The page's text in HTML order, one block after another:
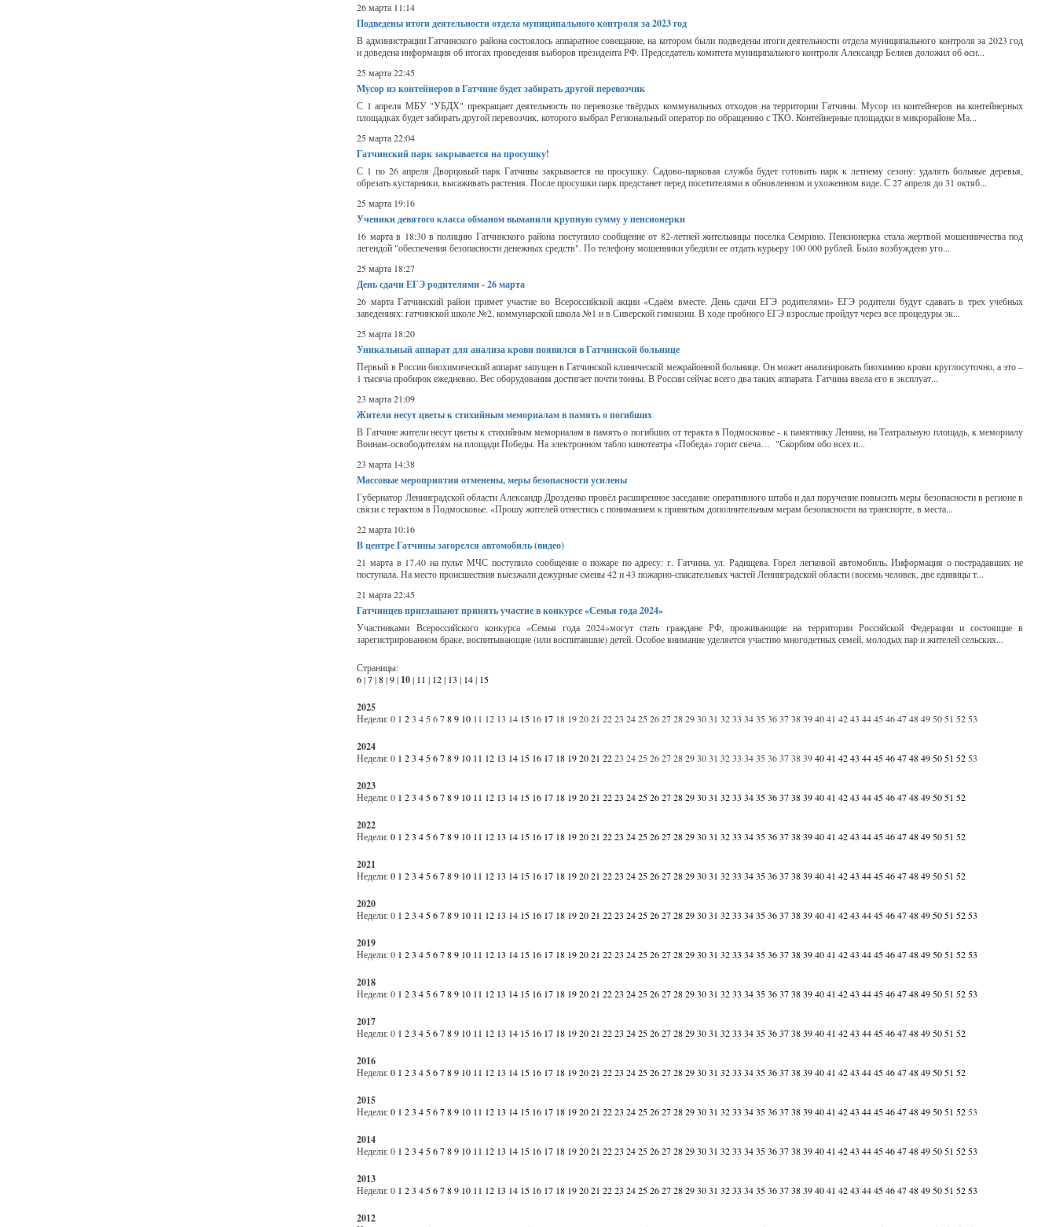
26 марта 11:14
Подведены итоги деятельности отдела муниципального контроля за 2023 год
В администрации Гатчинского района состоялось аппаратное совещание, на котором были подведены итоги деятельности отдела муниципального контроля за 2023 год
и доведена информация об итогах проведения выборов президента РФ. Председатель комитета муниципального контроля Александр Беляев доложил об осн...
25 марта 22:45
Мусор из контейнеров в Гатчине будет забирать другой перевозчик
С 1 апреля МБУ "УБДХ" прекращает деятельность по перевозке твёрдых коммунальных отходов на территории Гатчины. Мусор из контейнеров на контейнерных
площадках будет забирать другой перевозчик, которого выбрал Региональный оператор по обращению с ТКО. Контейнерные площадки в микрорайоне Ма...
25 марта 22:04
Гатчинский парк закрывается на просушку!
С 1 по 26 апреля Дворцовый парк Гатчины закрывается на просушку. Садово-парковая служба будет готовить парк к летнему сезону: удалять больные деревья,
обрезать кустарники, высаживать растения. После просушки парк предстанет перед посетителями в обновленном и ухоженном виде. С 27 апреля до 31 октяб...
25 марта 19:16
Ученики девятого класса обманом выманили крупную сумму у пенсионерки
16 марта в 18:30 в полицию Гатчинского района поступило сообщение от 82-летней жительницы поселка Семрино. Пенсионерка стала жертвой мошенничества под
легендой "обеспечения безопасности денежных средств". По телефону мошенники убедили ее отдать курьеру 100 000 рублей. Было возбуждено уго...
25 марта 18:27
День сдачи ЕГЭ родителями - 26 марта
26 марта Гатчинский район примет участие во Всероссийской акции «Сдаём вместе. День сдачи ЕГЭ родителями» ЕГЭ родители будут сдавать в трех учебных
заведениях: гатчинской школе №2, коммунарской школа №1 и в Сиверской гимназии. В ходе пробного ЕГЭ взрослые пройдут через все процедуры эк...
25 марта 18:20
Уникальный аппарат для анализа крови появился в Гатчинской больнице
Первый в России биохимический аппарат запущен в Гатчинской клинической межрайонной больнице. Он может анализировать биохимию крови круглосуточно, а это –
1 тысяча пробирок ежедневно. Вес оборудования достигает почти тонны. В России сейчас всего два таких аппарата. Гатчина ввела его в эксплуат...
23 марта 21:09
Жители несут цветы к стихийным мемориалам в память о погибших
В Гатчине жители несут цветы к стихийным мемориалам в память о погибших от теракта в Подмосковье - к памятнику Ленина, на Театральную площадь, к мемориалу
Воинам-освободителям на площади Победы. На электронном табло кинотеатра «Победа» горит свеча… "Скорбим обо всех п...
23 марта 14:38
Массовые мероприятия отменены, меры безопасности усилены
Губернатор Ленинградской области Александр Дрозденко провёл расширенное заседание оперативного штаба и дал поручение повысить меры безопасности в регионе в
связи с терактом в Подмосковье. «Прошу жителей отнестись с пониманием к принятым дополнительным мерам безопасности на транспорте, в места...
22 марта 10:16
В центре Гатчины загорелся автомобиль (видео)
21 марта в 17.40 на пульт МЧС поступило сообщение о пожаре по адресу: г. Гатчина, ул. Радищева. Горел легковой автомобиль. Информация о пострадавших не
поступала. На место происшествия выезжали дежурные смены 42 и 43 пожарно-спасательных частей Ленинградской области (восемь человек, две единицы т...
21 марта 22:45
Гатчинцев приглашают принять участие в конкурсе «Семья года 2024»
Участниками Всероссийского конкурса «Семья года 2024»могут стать граждане РФ, проживающие на территории Российской Федерации и состоящие в
зарегистрированном браке, воспитывающие (или воспитавшие) детей. Особое внимание уделяется участию многодетных семей, молодых пар и жителей сельских...
Страницы:
6|7|8|9| 10| 11 | 12| 13 | 14| 15
2025
Недели: 0 1 2 3 4 5 6 7 8 9 10 11 12 13 14 15 16 17 18 19 20 21 22 23 24 25 26 27 28 29 30 31 32 33 34 35 36 37 38 39 40 41 42 43 44 45 46 47 48 49 50 51 52 53
2024
Недели: 0 1 2 3 4 5 6 7 8 9 10 11 12 13 14 15 16 17 18 19 20 21 22 23 24 25 26 27 28 29 30 31 32 33 34 35 36 37 38 39 40 41 42 43 44 45 46 47 48 49 50 51 52 53
2023
Недели: 0 1 2 3 4 5 6 7 8 9 10 11 12 13 14 15 16 17 18 19 20 21 22 23 24 25 26 27 28 29 30 31 32 33 34 35 36 37 38 39 40 41 42 43 44 45 46 47 48 49 50 51 52
2022
Недели: 0 1 2 3 4 5 6 7 8 9 10 11 12 13 14 15 16 17 18 19 20 21 22 23 24 25 26 27 28 29 30 31 32 33 34 35 36 37 38 39 40 41 42 43 44 45 46 47 48 49 50 51 52
2021
Недели: 0 1 2 3 4 5 6 7 8 9 10 11 12 13 14 15 16 17 18 19 20 21 22 23 24 25 26 27 28 29 30 31 32 33 34 35 36 37 38 39 40 41 42 43 44 45 46 47 48 49 50 51 52
2020
Недели: 0 1 2 3 4 5 6 7 8 9 10 11 12 13 14 15 16 17 18 19 20 21 22 23 24 25 26 27 28 29 30 31 32 33 34 35 36 37 38 39 40 41 42 43 44 45 46 47 48 49 50 51 52 53
2019
Недели: 0 1 2 3 4 5 6 7 8 9 10 11 12 13 14 15 16 17 18 19 20 21 22 23 24 25 26 27 28 29 30 31 32 33 34 35 36 37 38 39 40 41 42 43 44 45 46 47 48 49 50 51 52 53
2018
Недели: 0 1 2 3 4 5 6 7 8 9 10 11 12 13 14 15 16 17 18 19 20 21 22 23 24 25 26 27 28 29 30 31 32 33 34 35 36 37 38 39 40 41 42 43 44 45 46 47 48 49 50 51 52 53
2017
Недели: 0 1 2 3 4 5 6 7 8 9 10 11 12 13 14 15 16 17 18 19 20 21 22 23 24 25 26 27 28 29 30 31 32 33 34 35 36 37 38 39 40 41 42 43 44 45 46 47 48 49 50 51 52
2016
Недели: 0 1 2 3 4 5 6 7 8 9 10 11 12 13 14 15 16 17 18 19 20 21 22 23 24 25 26 27 28 29 30 31 32 33 34 35 36 37 38 39 40 41 42 43 44 45 46 47 48 49 50 51 52
2015
Недели: 0 1 2 3 4 5 6 7 8 9 10 11 12 13 14 15 16 17 18 19 20 21 22 23 24 25 26 27 28 29 30 31 32 33 34 35 36 37 38 39 40 41 42 43 44 45 46 47 48 49 50 51 52 53
2014
Недели: 0 1 2 3 4 5 6 7 8 9 10 11 12 13 14 15 16 17 18 19 20 21 22 23 24 25 26 27 28 29 30 31 32 33 34 35 36 37 38 39 40 41 42 43 44 45 46 47 48 49 50 51 52 53
2013
Недели: 0 1 2 3 4 5 6 7 8 9 10 11 12 13 14 15 16 17 18 19 20 21 22 23 24 25 26 27 28 29 30 31 32 33 34 35 36 37 38 39 40 41 42 43 44 45 46 47 48 49 50 51 52 53
2012